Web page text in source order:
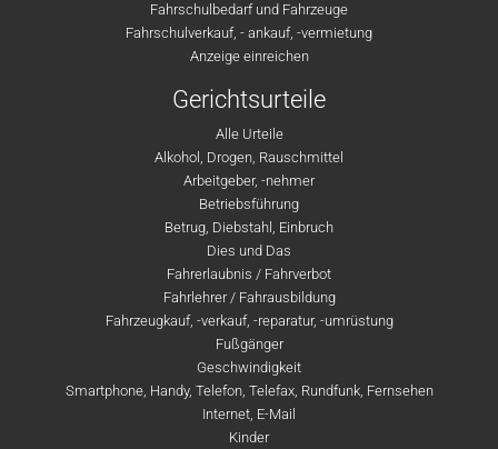
Fahrschulbedarf und Fahrzeuge
Fahrschulverkauf, - ankauf, -vermietung
Anzeige einreichen
Gerichtsurteile
Alle Urteile
Alkohol, Drogen, Rauschmittel
Arbeitgeber, -nehmer
Betriebsführung
Betrug, Diebstahl, Einbruch
Dies und Das
Fahrerlaubnis / Fahrverbot
Fahrlehrer / Fahrausbildung
Fahrzeugkauf, -verkauf, -reparatur, -umrüstung
Fußgänger
Geschwindigkeit
Smartphone, Handy, Telefon, Telefax, Rundfunk, Fernsehen
Internet, E-Mail
Kinder